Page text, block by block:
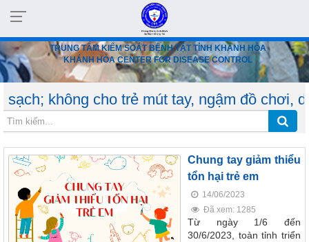
TRUNG TÂM KIỂM SOÁT BỆNH TẬT TỈNH KHÁNH HÒA
KHÁNH HÒA CENTER FOR DISEASE CONTROL
cho trẻ mút tay, ngậm đồ chơi,
Chung tay giảm thiểu
tổn hại trẻ em
14/06/2023
Đã xem: 1285
Từ ngày 1/6 đến
30/6/2023, toàn tỉnh triển